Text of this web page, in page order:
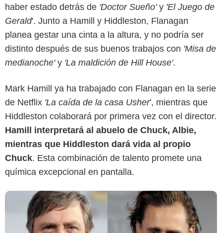
haber estado detrás de 'Doctor Sueño'y 'El Juego de
Gerald'. Junto a Hamill y Hiddleston, Flanagan
planea gestar una cinta a la altura, y no podría ser
distinto después de sus buenos trabajos con 'Misa de
medianoche' y 'La maldición de Hill House'.
Mark Hamill ya ha trabajado con Flanagan en la serie
de Netflix 'La caída de la casa Usher', mientras que
Hiddleston colaborará por primera vez con el director.
Hamill interpretará al abuelo de Chuck, Albie,
mientras que Hiddleston dará vida al propio
Chuck. Esta combinación de talento promete una
química excepcional en pantalla.